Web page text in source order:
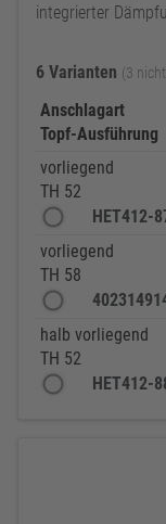
integrierter
6 Varianten (3
Anschlagart
Topf-Ausführung
vorliegend
TH 52
HET412-
vorliegend
TH 58
halb vorliegend
TH 52
HET412-